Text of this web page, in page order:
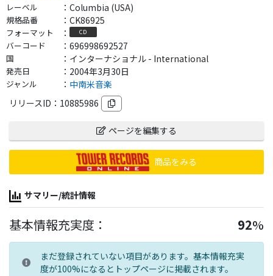
レーベル ： Columbia (USA)
規格品番 ： CK86925
フォーマット ： CD
バーコード ： 696998692527
国 ： インターナショナル - International
発売日 ： 2004年3月30日
ジャンル ： 中南米音楽
リリースID： 10885986
ページを編集する
商品をみる
サマリー/統計情報
基本情報充実度： 92%
まだ登録されていない項目があります。基本情報充実
度が100%になるとトップページに掲載されます。